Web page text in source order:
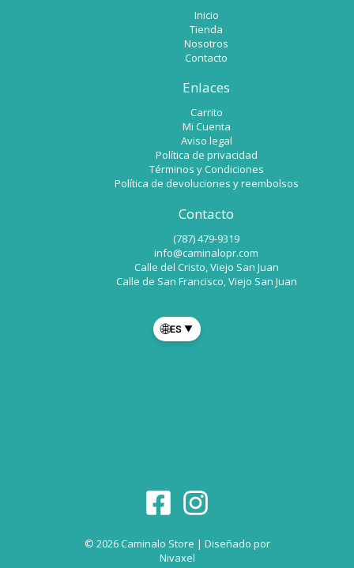
Inicio
Tienda
Nosotros
Contacto
Enlaces
Carrito
Mi Cuenta
Aviso legal
Política de privacidad
Términos y Condiciones
Política de devoluciones y reembolsos
Contacto
(787) 479-9319
info@caminalopr.com
Calle del Cristo, Viejo San Juan
Calle de San Francisco, Viejo San Juan
🌐ES ▼
© 2026 Caminalo Store | Diseñado por
Nivaxel